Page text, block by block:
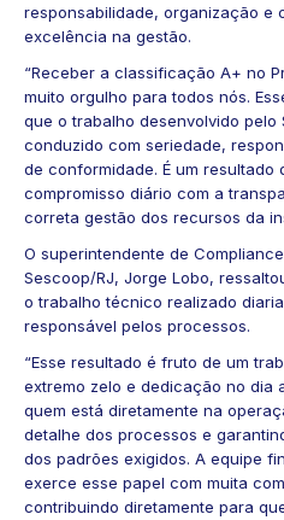
responsabilidade, organização e
excelência na gestão.
“Receber a classificação A+ no
muito orgulho para todos nós.
que o trabalho desenvolvido pelo
conduzido com seriedade,
de conformidade. É um resultado
compromisso diário com a
correta gestão dos recursos da
O superintendente de
Sescoop/RJ, Jorge Lobo,
o trabalho técnico realizado
responsável pelos processos.
“Esse resultado é fruto de um
extremo zelo e dedicação no dia
quem está diretamente na
detalhe dos processos e
dos padrões exigidos. A equipe
exerce esse papel com muita
contribuindo diretamente para